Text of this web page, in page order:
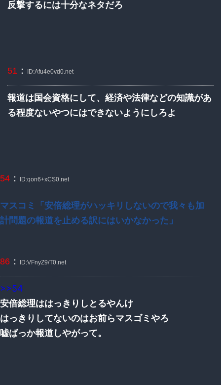
反撃するには十分なネタだろ
51 ： ID:Afu4e0vd0.net
報道は国会資格にして、経済や法律などの知識があ
る程度ないやつにはできないようにしろよ
54 ： ID:qon6+xCS0.net
マスコミ「安倍総理がハッキリしないので我々も加
計問題の報道を止める訳にはいかなかった」
86 ： ID:VFnyZ9/T0.net
>>54
安倍総理ははっきりしとるやんけ
はっきりしてないのはお前らマスゴミやろ
嘘ばっか報道しやがって。